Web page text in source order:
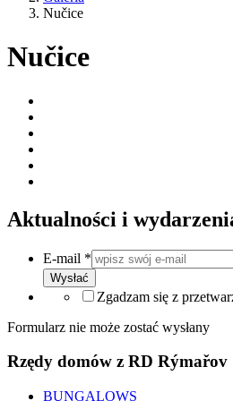
Nučice
Nučice
Aktualności i
E-mail *
Wysłać
Zgadzam się z
Formularz nie może zostać wysłany
Rzędy domów z RD Rýmařov
BUNGALOWS